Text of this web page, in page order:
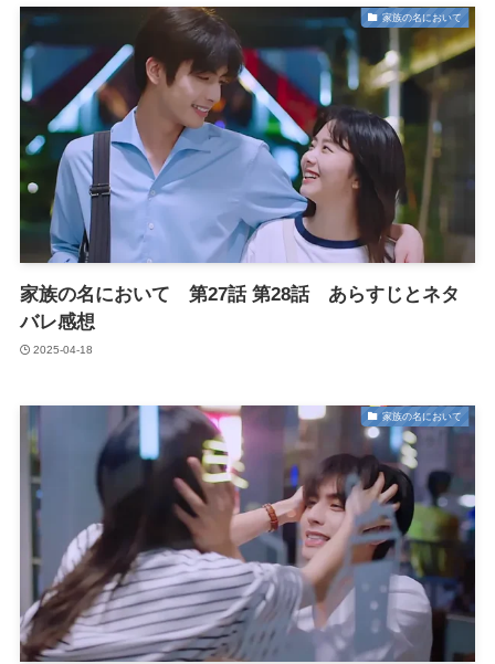
家族の名において
家族の名において 第27話 第28話 あらすじとネタ
バレ感想
2025-04-18
家族の名において